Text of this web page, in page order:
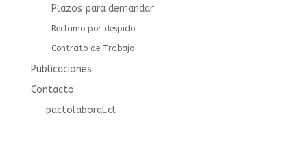
Plazos para demandar
Reclamo por despido
Contrato de Trabajo
Publicaciones
Contacto
pactolaboral.cl